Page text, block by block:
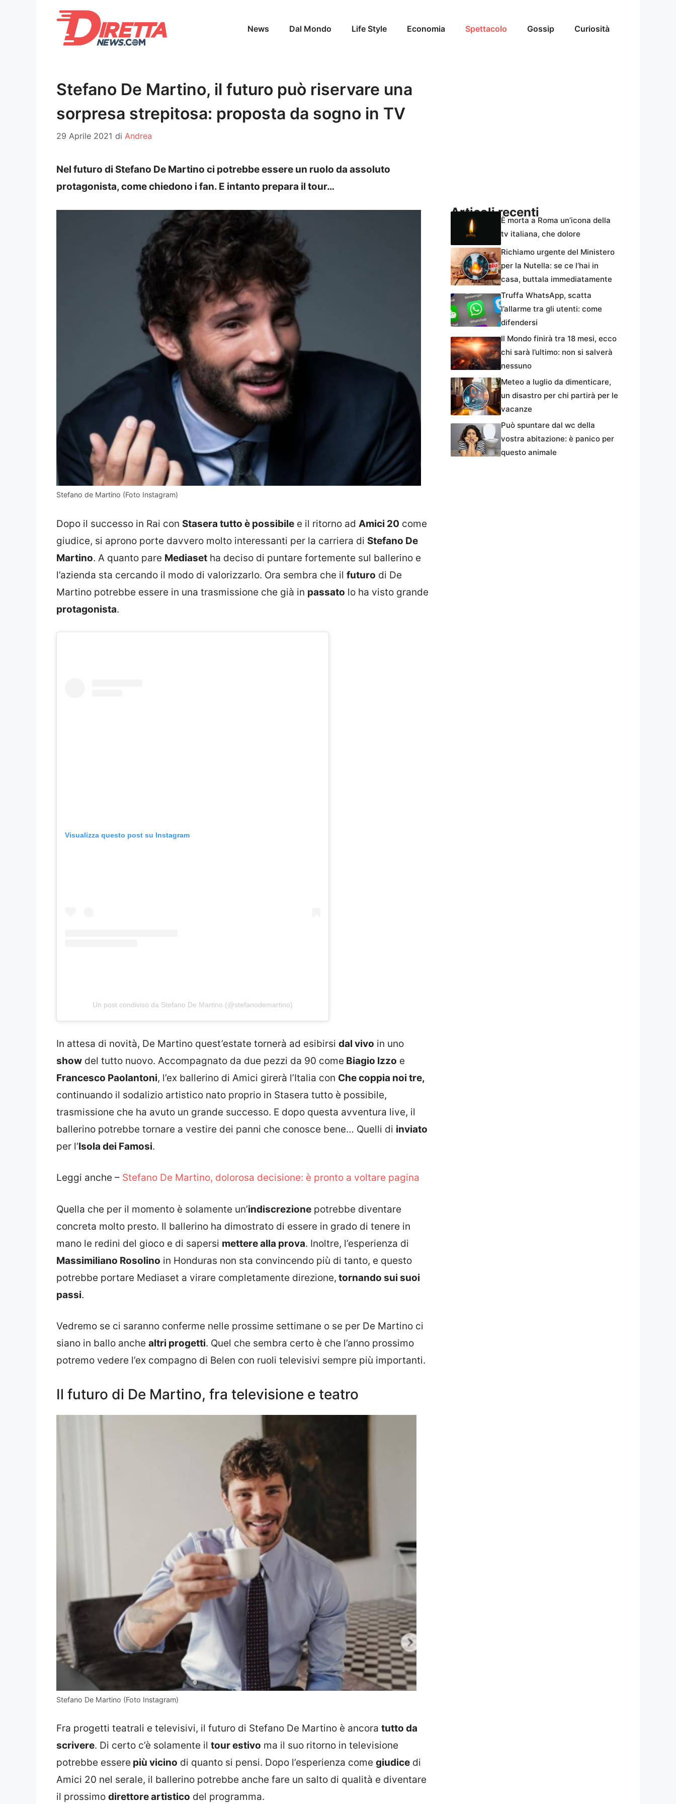
News Dal Mondo Life Style Economia Spettacolo Gossip Curiosità
Stefano De Martino, il futuro può riservare una
sorpresa strepitosa: proposta da sogno in TV
29 Aprile 2021 di Andrea
Nel futuro di Stefano De Martino ci potrebbe essere un ruolo da assoluto
protagonista, come chiedono i fan. E intanto prepara il tour…
Stefano de Martino (Foto Instagram)
Dopo il successo in Rai con Stasera tutto è possibile e il ritorno ad Amici 20 come
giudice, si aprono porte davvero molto interessanti per la carriera di Stefano De
Martino. A quanto pare Mediaset ha deciso di puntare fortemente sul ballerino e
l’azienda sta cercando il modo di valorizzarlo. Ora sembra che il futuro di De
Martino potrebbe essere in una trasmissione che già in passato lo ha visto grande
protagonista.
Visualizza questo post su Instagram
Un post condiviso da Stefano De Martino (@stefanodemartino)
In attesa di novità, De Martino quest’estate tornerà ad esibirsi dal vivo in uno
show del tutto nuovo. Accompagnato da due pezzi da 90 come Biagio Izzo e
Francesco Paolantoni, l’ex ballerino di Amici girerà l’Italia con Che coppia noi tre,
continuando il sodalizio artistico nato proprio in Stasera tutto è possibile,
trasmissione che ha avuto un grande successo. E dopo questa avventura live, il
ballerino potrebbe tornare a vestire dei panni che conosce bene… Quelli di inviato
per l’Isola dei Famosi.
Leggi anche – Stefano De Martino, dolorosa decisione: è pronto a voltare pagina
Quella che per il momento è solamente un’indiscrezione potrebbe diventare
concreta molto presto. Il ballerino ha dimostrato di essere in grado di tenere in
mano le redini del gioco e di sapersi mettere alla prova. Inoltre, l’esperienza di
Massimiliano Rosolino in Honduras non sta convincendo più di tanto, e questo
potrebbe portare Mediaset a virare completamente direzione, tornando sui suoi
passi.
Vedremo se ci saranno conferme nelle prossime settimane o se per De Martino ci
siano in ballo anche altri progetti. Quel che sembra certo è che l’anno prossimo
potremo vedere l’ex compagno di Belen con ruoli televisivi sempre più importanti.
Il futuro di De Martino, fra televisione e teatro
Stefano De Martino (Foto Instagram)
Fra progetti teatrali e televisivi, il futuro di Stefano De Martino è ancora tutto da
scrivere. Di certo c’è solamente il tour estivo ma il suo ritorno in televisione
potrebbe essere più vicino di quanto si pensi. Dopo l’esperienza come giudice di
Amici 20 nel serale, il ballerino potrebbe anche fare un salto di qualità e diventare
il prossimo direttore artistico del programma.
Articoli recenti
È morta a Roma un’icona della
tv italiana, che dolore
Richiamo urgente del Ministero
per la Nutella: se ce l’hai in
casa, buttala immediatamente
Truffa WhatsApp, scatta
l’allarme tra gli utenti: come
difendersi
Il Mondo finirà tra 18 mesi, ecco
chi sarà l’ultimo: non si salverà
nessuno
Meteo a luglio da dimenticare,
un disastro per chi partirà per le
vacanze
Può spuntare dal wc della
vostra abitazione: è panico per
questo animale